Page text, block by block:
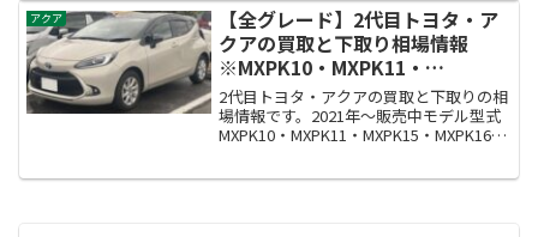
アクアはトヨタのハイブリッド車コ...
アクア
【全グレード】2代目トヨタ・ア
クアの買取と下取り相場情報
※MXPK10・MXPK11・
MXPK15・MXPK16型
2代目トヨタ・アクアの買取と下取りの相
場情報です。2021年～販売中モデル型式
MXPK10・MXPK11・MXPK15・MXPK16型